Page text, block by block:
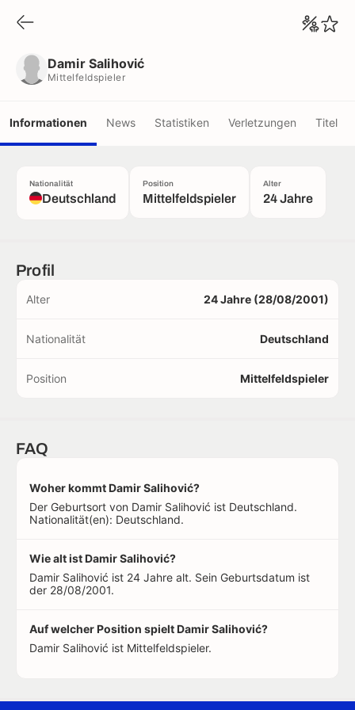
Damir Salihović
Mittelfeldspieler
Informationen News Statistiken Verletzungen Titel
Nationalität
Deutschland
Position
Mittelfeldspieler
Alter
24 Jahre
Profil
Alter 24 Jahre (28/08/2001)
Nationalität Deutschland
Position Mittelfeldspieler
FAQ
Woher kommt Damir Salihović?
Der Geburtsort von Damir Salihović ist Deutschland.
Nationalität(en): Deutschland.
Wie alt ist Damir Salihović?
Damir Salihović ist 24 Jahre alt. Sein Geburtsdatum ist
der 28/08/2001.
Auf welcher Position spielt Damir Salihović?
Damir Salihović ist Mittelfeldspieler.